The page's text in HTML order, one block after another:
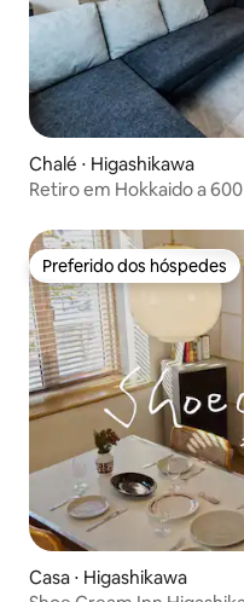
Chalé ⋅ Higashikawa
Retiro em Hokkaido a
Preferido dos hóspedes
Preferido dos hóspedes
Casa ⋅ Higashikawa